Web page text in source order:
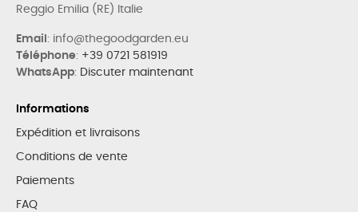
Reggio Emilia (RE) Italie
Email : info@thegoodgarden.eu
Téléphone: +39 0721 581919
WhatsApp: Discuter maintenant
Informations
Expédition et livraisons
Conditions de vente
Paiements
FAQ